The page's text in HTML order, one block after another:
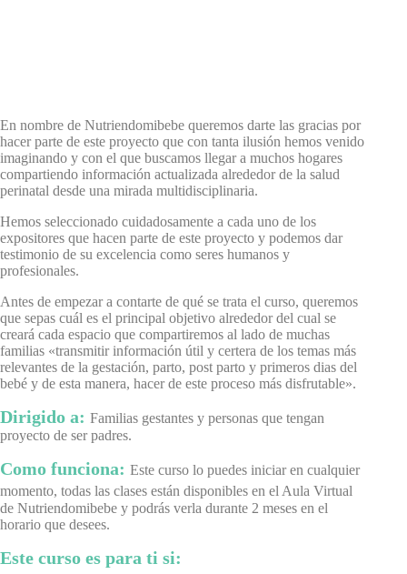
En nombre de Nutriendomibebe queremos darte las gracias por
hacer parte de este proyecto que con tanta ilusión hemos venido
imaginando y con el que buscamos llegar a muchos hogares
compartiendo información actualizada alrededor de la salud
perinatal desde una mirada multidisciplinaria.
Hemos seleccionado cuidadosamente a cada uno de los
expositores que hacen parte de este proyecto y podemos dar
testimonio de su excelencia como seres humanos y
profesionales.
Antes de empezar a contarte de qué se trata el curso, queremos
que sepas cuál es el principal objetivo alrededor del cual se
creará cada espacio que compartiremos al lado de muchas
familias «transmitir información útil y certera de los temas más
relevantes de la gestación, parto, post parto y primeros dias del
bebé y de esta manera, hacer de este proceso más disfrutable».
Dirigido a: Familias gestantes y personas que tengan
proyecto de ser padres.
Como funciona: Este curso lo puedes iniciar en cualquier
momento, todas las clases están disponibles en el Aula Virtual
de Nutriendomibebe y podrás verla durante 2 meses en el
horario que desees.
Este curso es para ti si: